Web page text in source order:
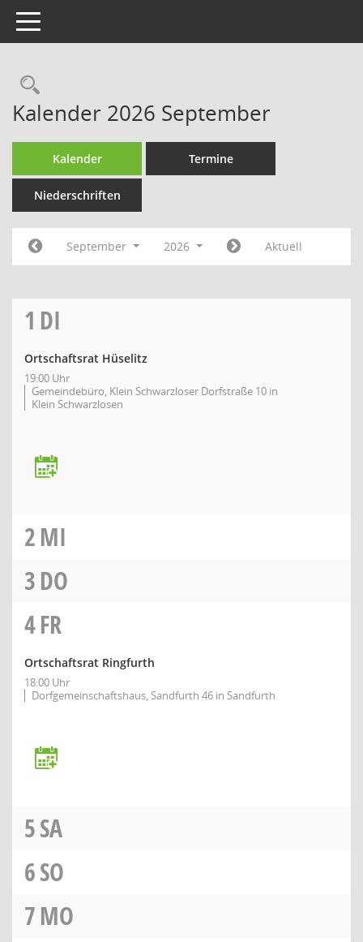
Toggle navigation
Rechercheauswahl
Kalender 2026 September
Kalender Termine
Niederschriften
September 2026 Aktuell
1 DI
Ortschaftsrat Hüselitz
19:00 Uhr
Gemeindebüro, Klein Schwarzloser Dorfstraße 10 in
Klein Schwarzlosen
2MI
3DO
4FR
Ortschaftsrat Ringfurth
18:00 Uhr
Dorfgemeinschaftshaus, Sandfurth 46 in Sandfurth
5SA
6SO
7MO